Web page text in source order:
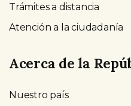
Trámites a distancia
Atención a la ciudadanía
Acerca de la
Nuestro país